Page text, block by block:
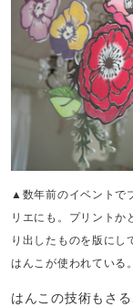
▲数年前のイベントで
リエにも。プリントか
り出したものを版にし
はんこが使われている。
はんこの技術もさ